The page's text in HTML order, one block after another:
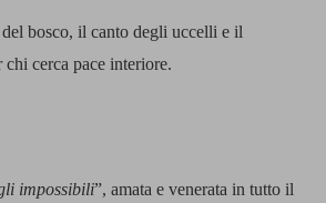
bosco, il canto degli uccelli e il
cerca pace interiore.
impossibili”, amata e venerata in tutto il